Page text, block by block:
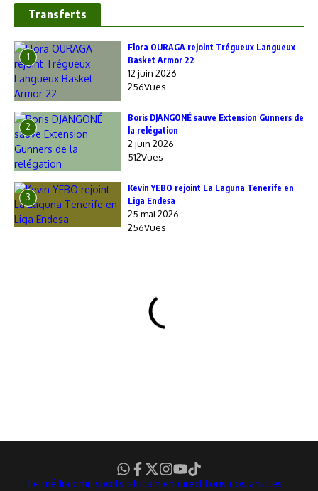
Transferts
1
Flora OURAGA rejoint Trégueux Langueux
Basket Armor 22
12 juin 2026
256Vues
2
Boris DJANGONÉ sauve Extension Gunners de
la relégation
2 juin 2026
512Vues
3
Kevin YEBO rejoint La Laguna Tenerife en
Liga Endesa
25 mai 2026
256Vues
Le média omnisports africain en directTous nos articles